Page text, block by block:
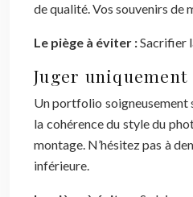
de qualité. Vos souvenirs de
Le piège à éviter :Sacrifier
Juger
Un portfolio soigneusement
la cohérence du style du
montage. N’hésitez pas à
inférieure.